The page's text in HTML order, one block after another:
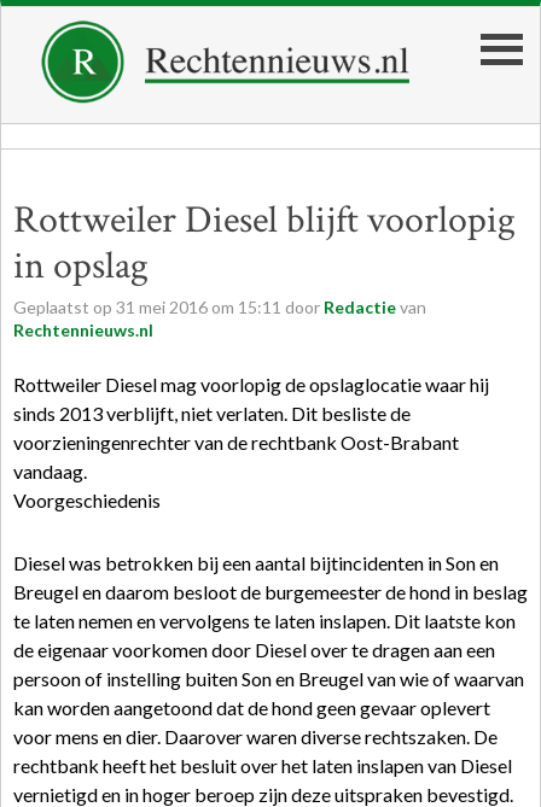
Rottweiler Diesel blijft voorlopig
in opslag
Geplaatst op 31 mei 2016 om 15:11 door Redactievan
Rechtennieuws.nl
Rottweiler Diesel mag voorlopig de opslaglocatie waar hij
sinds 2013 verblijft, niet verlaten. Dit besliste de
voorzieningenrechter van de rechtbank Oost-Brabant
vandaag.
Voorgeschiedenis
Diesel was betrokken bij een aantal bijtincidenten in Son en
Breugel en daarom besloot de burgemeester de hond in beslag
te laten nemen en vervolgens te laten inslapen. Dit laatste kon
de eigenaar voorkomen door Diesel over te dragen aan een
persoon of instelling buiten Son en Breugel van wie of waarvan
kan worden aangetoond dat de hond geen gevaar oplevert
voor mens en dier. Daarover waren diverse rechtszaken. De
rechtbank heeft het besluit over het laten inslapen van Diesel
vernietigd en in hoger beroep zijn deze uitspraken bevestigd.